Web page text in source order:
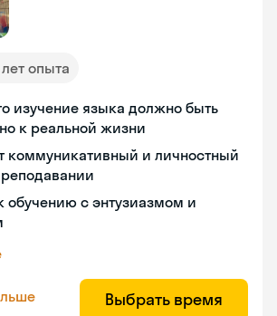
лет опыта
изучение языка должно быть
к реальной жизни
коммуникативный и личностный
обучению с энтузиазмом и
Выбрать время